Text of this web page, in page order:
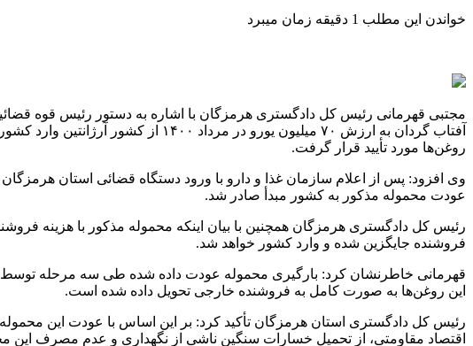
خواندن این مطلب 1 دقیقه زمان میبرد
آفتاب گردان به ارزش ۷۰ میلیون
روغن‌ها مورد تأیید قرار گرفت.
وی افزود: پس از اعلام سازمان غذا و دارو با ورود دستگاه قضائی استان
عودت محموله مذکور به کشور مبدأ صادر شد.
فروشنده جایگزین شده و وارد کشور خواهد شد.
قهرمانی خاطرنشان کرد: بارگیری محموله عودت داده شده طی سه مرحله
این روغن‌ها به صورت کامل به فروشنده خارجی تحویل داده شده است.
اقتصاد مقاومتی، از تحمیل خسارات سنگین ناشی از نگهداری و عدم مصرف این